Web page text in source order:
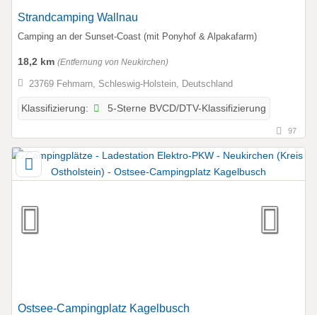
Strandcamping Wallnau
Camping an der Sunset-Coast (mit Ponyhof & Alpakafarm)
18,2 km (Entfernung von Neukirchen)
23769 Fehmarn, Schleswig-Holstein, Deutschland
Klassifizierung: 5-Sterne BVCD/DTV-Klassifizierung
97
Ostsee-Campingplatz Kagelbusch